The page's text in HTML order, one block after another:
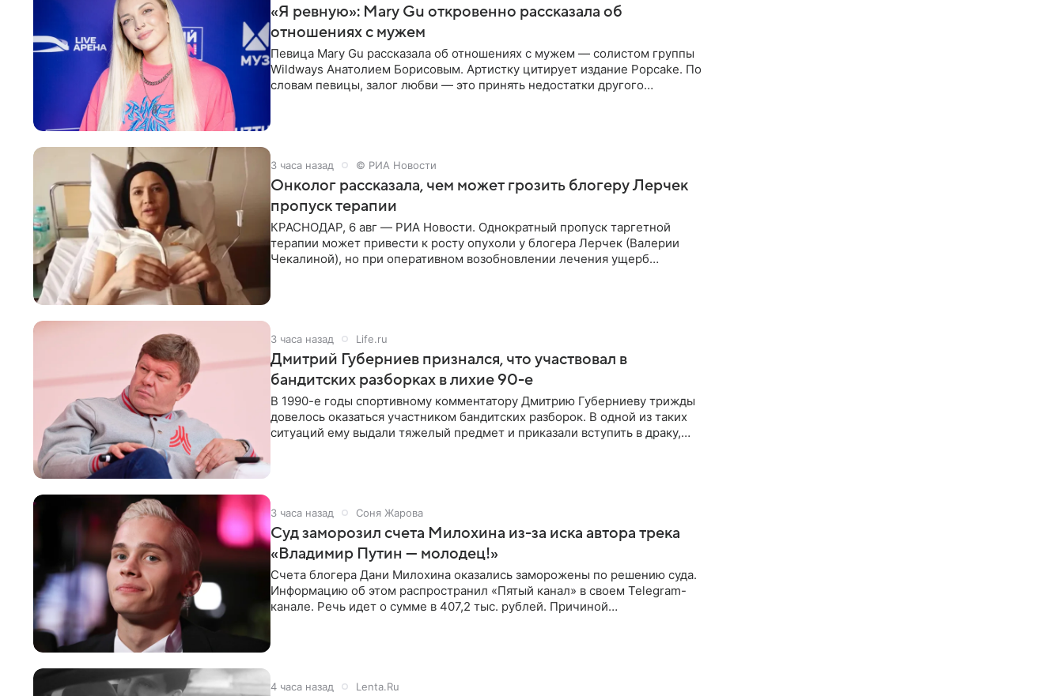
«Я ревную»: Mary Gu откровенно рассказала об
отношениях с мужем
Певица Mary Gu рассказала об отношениях с мужем — солистом группы
Wildways Анатолием Борисовым. Артистку цитирует издание Popcake. По
словам певицы, залог любви — это принять недостатки другого
3 часа назад © РИА Новости
Онколог рассказала, чем может грозить блогеру Лерчек
пропуск терапии
КРАСНОДАР, 6 авг — РИА Новости. Однократный пропуск таргетной
терапии может привести к росту опухоли у блогера Лерчек (Валерии
Чекалиной), но при оперативном возобновлении лечения ущерб
3 часа назад Life.ru
Дмитрий Губерниев признался, что участвовал в
бандитских разборках в лихие 90-е
В 1990-е годы спортивному комментатору Дмитрию Губерниеву трижды
довелось оказаться участником бандитских разборок. В одной из таких
ситуаций ему выдали тяжелый предмет и приказали вступить в драку,
3 часа назад Соня Жарова
Суд заморозил счета Милохина из-за иска автора трека
«Владимир Путин — молодец!»
Счета блогера Дани Милохина оказались заморожены по решению суда.
Информацию об этом распространил «Пятый канал» в своем Telegram-
канале. Речь идет о сумме в 407,2 тыс. рублей. Причиной
4 часа назад Lenta.Ru